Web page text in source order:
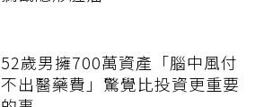
52歲男擁700萬資產「腦中風付
不出醫藥費」驚覺比投資更重要